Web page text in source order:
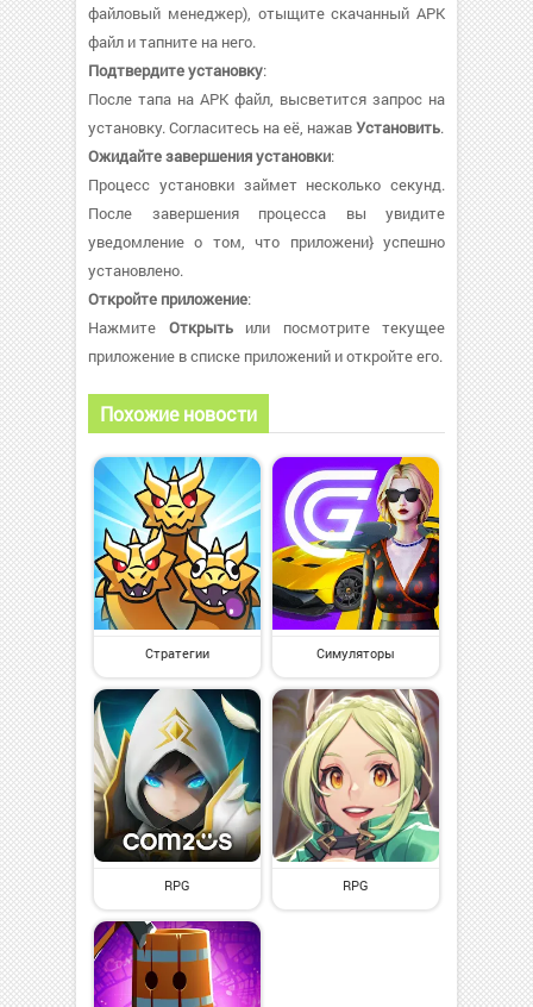
файловый менеджер), отыщите скачанный APK
файл и тапните на него.
Подтвердите установку:
После тапа на APK файл, высветится запрос на
установку. Согласитесь на её, нажавУстановить.
Ожидайте завершения установки:
Процесс установки займет несколько секунд.
После завершения процесса вы увидите
уведомление о том, что приложени} успешно
установлено.
Откройте приложение:
Нажмите Открытьили посмотрите текущее
приложение в списке приложений и откройте его.
Похожие новости
Стратегии Симуляторы
RPG RPG